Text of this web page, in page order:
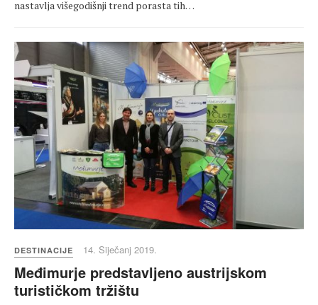
nastavlja višegodišnji trend porasta tih…
DESTINACIJE 14. Siječanj 2019.
Međimurje predstavljeno austrijskom
turističkom tržištu